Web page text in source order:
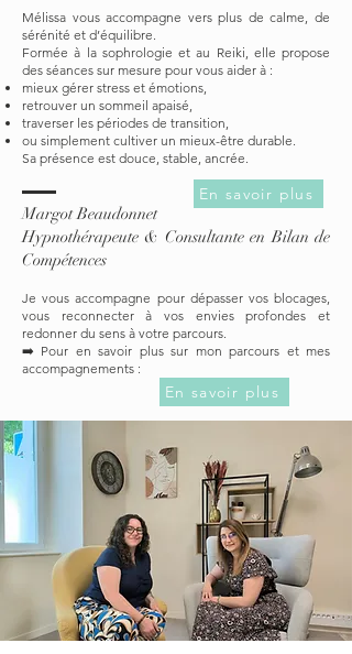
Mélissa vous accompagne vers plus de calme, de
sérénité et d’équilibre.
Formée à la sophrologie et au Reiki, elle propose
des séances sur mesure pour vous aider à :
mieux gérer stress et émotions,
retrouver un sommeil apaisé,
traverser les périodes de transition,
ou simplement cultiver un mieux-être durable.
Sa présence est douce, stable, ancrée.
Margot Beaudonnet
Hypnothérapeute & Consultante en Bilan de
Compétences
Je vous accompagne pour dépasser vos blocages,
vous reconnecter à vos envies profondes et
redonner du sens à votre parcours.
➡️ Pour en savoir plus sur mon parcours et mes
accompagnements :
En savoir plus
En savoir plus